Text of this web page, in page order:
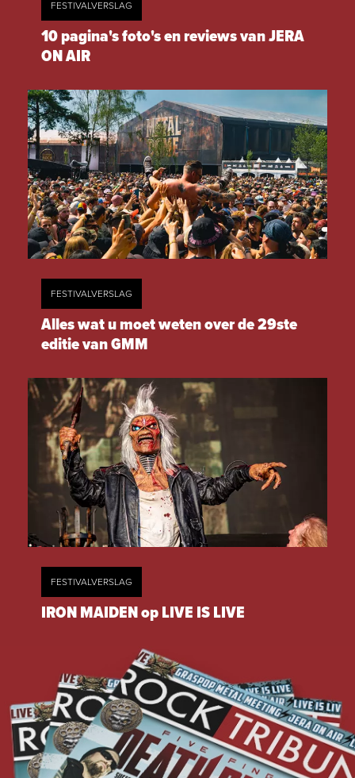
FESTIVALVERSLAG
10 pagina's foto's en reviews van JERA
ON AIR
FESTIVALVERSLAG
Alles wat u moet weten over de 29ste
editie van GMM
FESTIVALVERSLAG
IRON MAIDEN op LIVE IS LIVE